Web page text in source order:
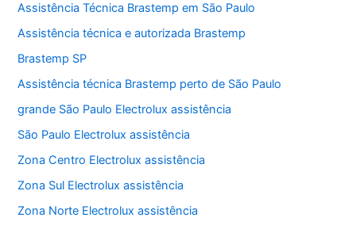
Assistência Técnica Brastemp em São Paulo
Assistência técnica e autorizada Brastemp
Brastemp SP
Assistência técnica Brastemp perto de São Paulo
grande São Paulo Electrolux assistência
São Paulo Electrolux assistência
Zona Centro Electrolux assistência
Zona Sul Electrolux assistência
Zona Norte Electrolux assistência